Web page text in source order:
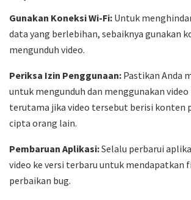
Gunakan Koneksi Wi-Fi: Untuk
data yang berlebihan, sebaiknya gunakan
mengunduh video.
Periksa Izin Penggunaan: Pastikan Anda
untuk mengunduh dan menggunakan
terutama jika video tersebut berisi konten
cipta orang lain.
Pembaruan Aplikasi:Selalu perbarui
video ke versi terbaru untuk mendapatkan
perbaikan bug.